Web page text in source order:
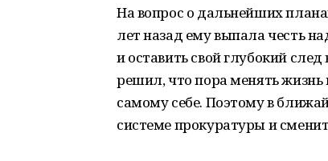
На вопрос о дальнейших
лет назад ему выпала честь
и оставить свой глубокий
решил, что пора менять
самому себе. Поэтому в
системе прокуратуры и